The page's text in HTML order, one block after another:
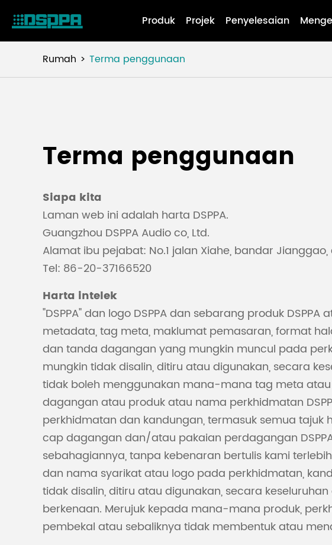
Produk Projek Penyelesaian
Rumah Terma penggunaan
Terma penggunaan
Siapa kita
Laman web ini adalah harta DSPPA.
Guangzhou DSPPA Audio co, Ltd.
Alamat ibu pejabat: No.1 jalan Xiahe, bandar
Tel: 86-20-37166520
Harta intelek
"DSPPA" dan logo DSPPA dan sebarang produk
metadata, tag meta, maklumat pemasaran, format
dan tanda dagangan yang mungkin muncul pada
mungkin tidak disalin, ditiru atau digunakan, secara
tidak boleh menggunakan mana-mana tag meta
dagangan atau produk atau nama perkhidmatan
perkhidmatan dan kandungan, termasuk semua
cap dagangan dan/atau pakaian perdagangan
sebahagiannya, tanpa kebenaran bertulis kami
dan nama syarikat atau logo pada perkhidmatan,
tidak disalin, ditiru atau digunakan, secara
berkenaan. Merujuk kepada mana-mana produk,
pembekal atau sebaliknya tidak membentuk atau